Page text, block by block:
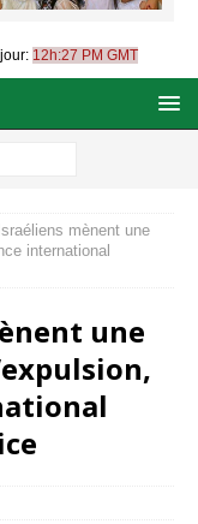
12h:27 PM GMT
mènent une
international
une